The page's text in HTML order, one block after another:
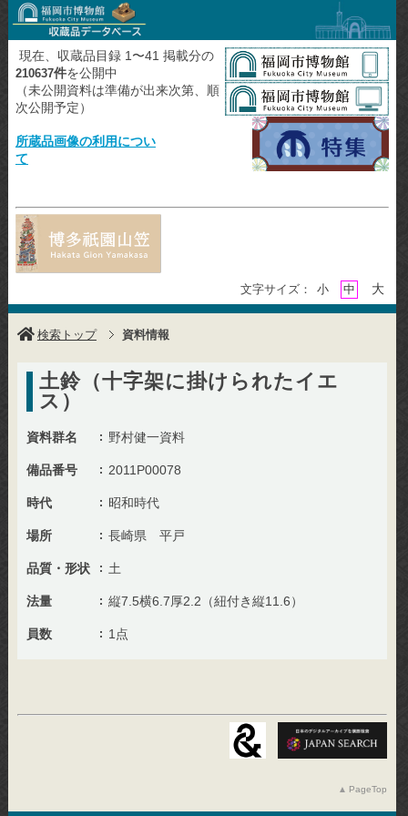
現在、収蔵品目録 1〜41 掲載分の
210637件を公開中
（未公開資料は準備が出来次第、順
次公開予定）
所蔵品画像の利用につい
て
文字サイズ： 小 中 大
検索トップ 資料情報
土鈴（十字架に掛けられたイエ
ス）
資料群名 野村健一資料
備品番号 2011P00078
時代 昭和時代
場所 長崎県 平戸
品質・形状 土
法量 縦7.5横6.7厚2.2（紐付き縦11.6）
員数 1点
PageTop